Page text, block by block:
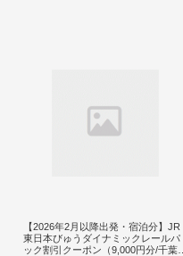
【2026年2月以降出発・宿泊分】JR
東日本びゅうダイナミックレールパ
ック割引クーポン（9,000円分/千葉県